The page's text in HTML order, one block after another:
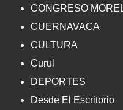
CONGRESO
CUERNAVACA
CULTURA
Curul
DEPORTES
Desde El Escritorio